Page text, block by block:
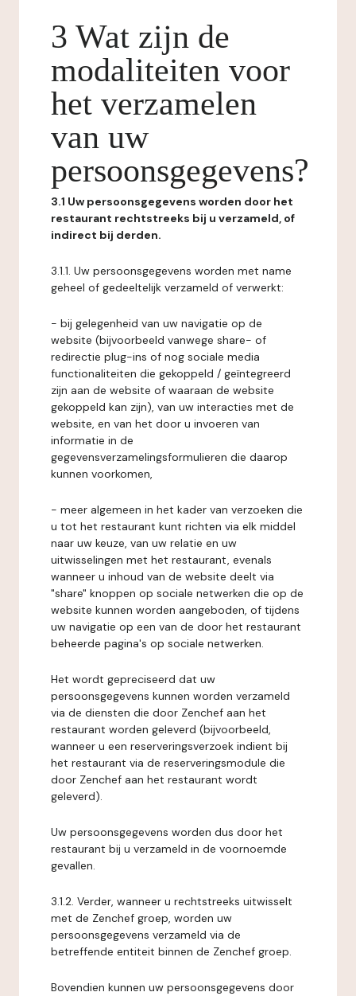
3 Wat zijn de
modaliteiten voor
het verzamelen
van uw
persoonsgegevens?
3.1 Uw persoonsgegevens worden door het
restaurant rechtstreeks bij u verzameld, of
indirect bij derden.
3.1.1. Uw persoonsgegevens worden met name
geheel of gedeeltelijk verzameld of verwerkt:
- bij gelegenheid van uw navigatie op de
website (bijvoorbeeld vanwege share- of
redirectie plug-ins of nog sociale media
functionaliteiten die gekoppeld / geïntegreerd
zijn aan de website of waaraan de website
gekoppeld kan zijn), van uw interacties met de
website, en van het door u invoeren van
informatie in de
gegevensverzamelingsformulieren die daarop
kunnen voorkomen,
- meer algemeen in het kader van verzoeken die
u tot het restaurant kunt richten via elk middel
naar uw keuze, van uw relatie en uw
uitwisselingen met het restaurant, evenals
wanneer u inhoud van de website deelt via
"share" knoppen op sociale netwerken die op de
website kunnen worden aangeboden, of tijdens
uw navigatie op een van de door het restaurant
beheerde pagina's op sociale netwerken.
Het wordt gepreciseerd dat uw
persoonsgegevens kunnen worden verzameld
via de diensten die door Zenchef aan het
restaurant worden geleverd (bijvoorbeeld,
wanneer u een reserveringsverzoek indient bij
het restaurant via de reserveringsmodule die
door Zenchef aan het restaurant wordt
geleverd).
Uw persoonsgegevens worden dus door het
restaurant bij u verzameld in de voornoemde
gevallen.
3.1.2. Verder, wanneer u rechtstreeks uitwisselt
met de Zenchef groep, worden uw
persoonsgegevens verzameld via de
betreffende entiteit binnen de Zenchef groep.
Bovendien kunnen uw persoonsgegevens door